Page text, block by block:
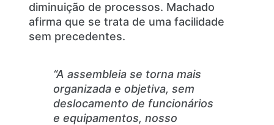
diminuição de processos. Machado
afirma que se trata de uma facilidade
sem precedentes.
“A assembleia se torna mais
organizada e objetiva, sem
deslocamento de funcionários
e equipamentos, nosso